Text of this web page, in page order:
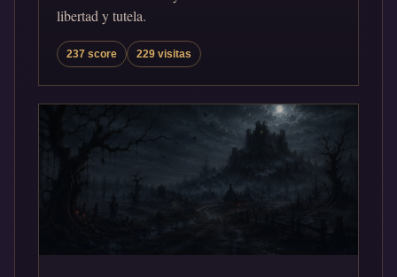
libertad y tutela.
237 score 229 visitas